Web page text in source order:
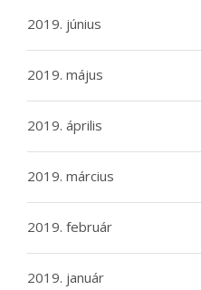
2019. június
2019. május
2019. április
2019. március
2019. február
2019. január